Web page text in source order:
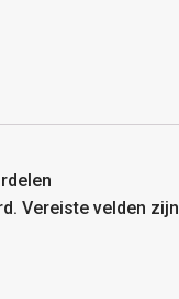
Vereiste velden zijn